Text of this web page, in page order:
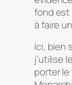
fond est
à faire
Ici, bien
j’utilise
porter le